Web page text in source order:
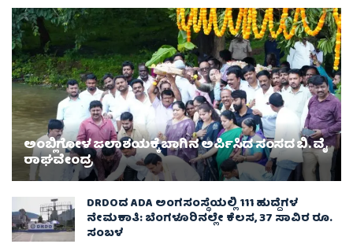
ಅಂಬ್ಲಿಗೋಳ ಜಲಾಶಯಕ್ಕೆ ಬಾಗಿನ ಅರ್ಪಿಸಿದ ಸಂಸದ ಬಿ. ವೈ
ರಾಘವೇಂದ್ರ
DRDOದ ADA ಅಂಗಸಂಸ್ಥೆಯಲ್ಲಿ 111 ಹುದ್ದೆಗಳ
ನೇಮಕಾತಿ: ಬೆಂಗಳೂರಿನಲ್ಲೇ ಕೆಲಸ, 37 ಸಾವಿರ ರೂ.
ಸಂಬಳ